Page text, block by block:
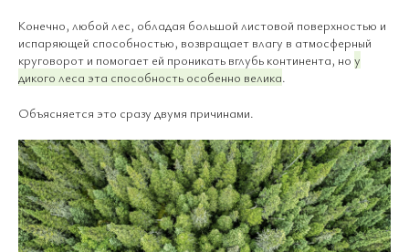
Конечно, любой лес, обладая большой листовой поверхностью и
испаряющей способностью, возвращает влагу в атмосферный
круговорот и помогает ей проникать вглубь континента, но у
дикого леса эта способность особенно велика.
Объясняется это сразу двумя причинами.